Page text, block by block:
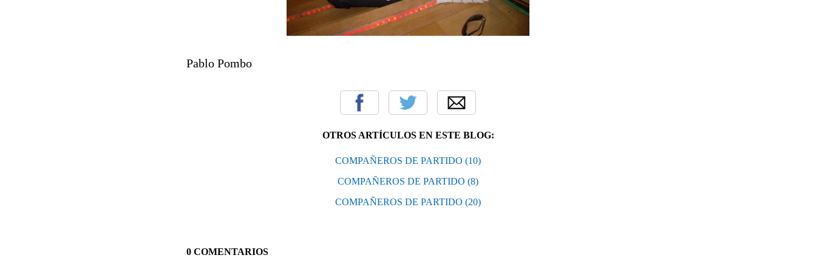
Pablo Pombo
OTROS ARTÍCULOS EN ESTE BLOG:
COMPAÑEROS DE PARTIDO (10)
COMPAÑEROS DE PARTIDO (8)
COMPAÑEROS DE PARTIDO (20)
0 COMENTARIOS